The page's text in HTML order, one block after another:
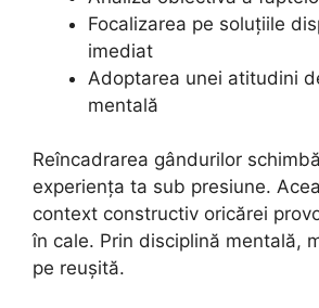
Focalizarea pe soluțiile
imediat
Adoptarea unei atitudini
mentală
Reîncadrarea gândurilor
experiența ta sub presiune.
context constructiv oricărei
în cale. Prin disciplină mentală,
pe reușită.